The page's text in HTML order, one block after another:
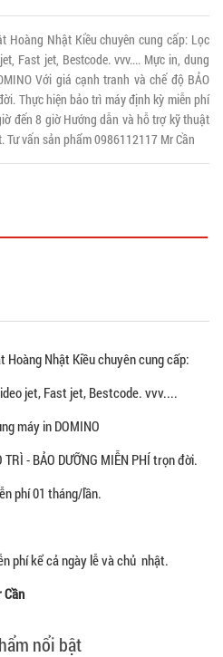
Hoàng Nhật Kiều chuyên cung cấp: Lọc
Fast jet, Bestcode. vvv.... Mực in, dung
Với giá cạnh tranh và chế độ BẢO
Thực hiện bảo trì máy định kỳ miễn phí
đến 8 giờ Hướng dẫn và hỗ trợ kỹ thuật
vấn sản phẩm 0986112117 Mr Cần
Hoàng Nhật Kiều chuyên cung cấp:
jet, Fast jet, Bestcode. vvv....
máy in DOMINO
- BẢO DƯỠNG MIỄN PHÍ trọn đời.
phí 01 tháng/lần.
phí kể cả ngày lễ và chủ nhật.
Cần
nổi bật